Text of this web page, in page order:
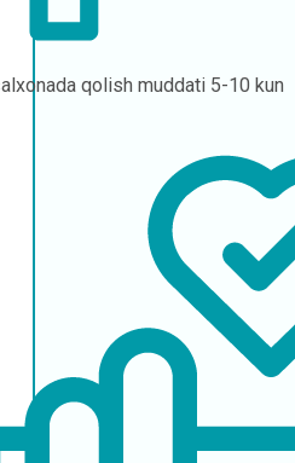
qolish muddati 5-10 kun